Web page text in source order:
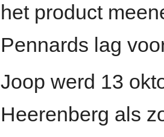
het product
Pennards lag
Joop werd 13
Heerenberg als